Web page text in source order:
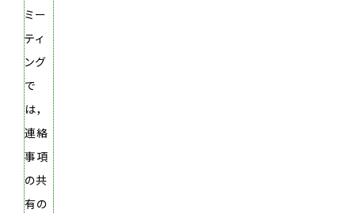
ミー
ティ
ング
で
は，
連絡
事項
の共
有の